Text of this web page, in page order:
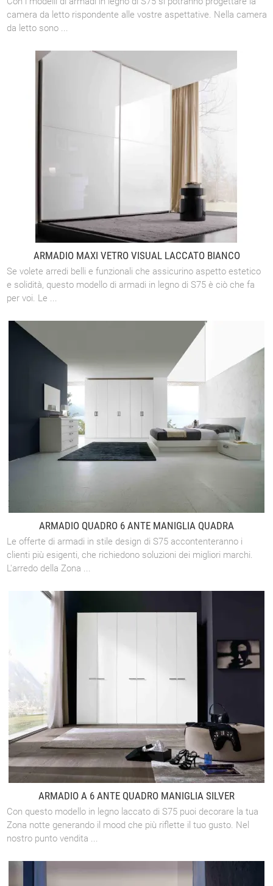
camera da letto rispondente alle vostre aspettative. Nella camera
da letto sono ...
ARMADIO MAXI VETRO VISUAL LACCATO BIANCO
Se volete arredi belli e funzionali che assicurino aspetto estetico
e solidità, questo modello di armadi in legno di S75 è ciò che fa
per voi. Le ...
ARMADIO QUADRO 6 ANTE MANIGLIA QUADRA
Le offerte di armadi in stile design di S75 accontenteranno i
clienti più esigenti, che richiedono soluzioni dei migliori marchi.
L'arredo della Zona ...
ARMADIO A 6 ANTE QUADRO MANIGLIA SILVER
Con questo modello in legno laccato di S75 puoi decorare la tua
Zona notte generando il mood che più riflette il tuo gusto. Nel
nostro punto vendita ...